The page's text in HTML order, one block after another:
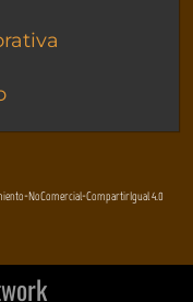
NoComercial-CompartirIgual 4.0